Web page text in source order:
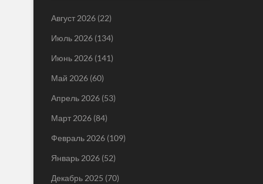
Август 2026 (22)
Июль 2026 (134)
Июнь 2026 (141)
Май 2026 (60)
Апрель 2026 (53)
Март 2026 (84)
Февраль 2026 (109)
Январь 2026 (52)
Декабрь 2025 (70)